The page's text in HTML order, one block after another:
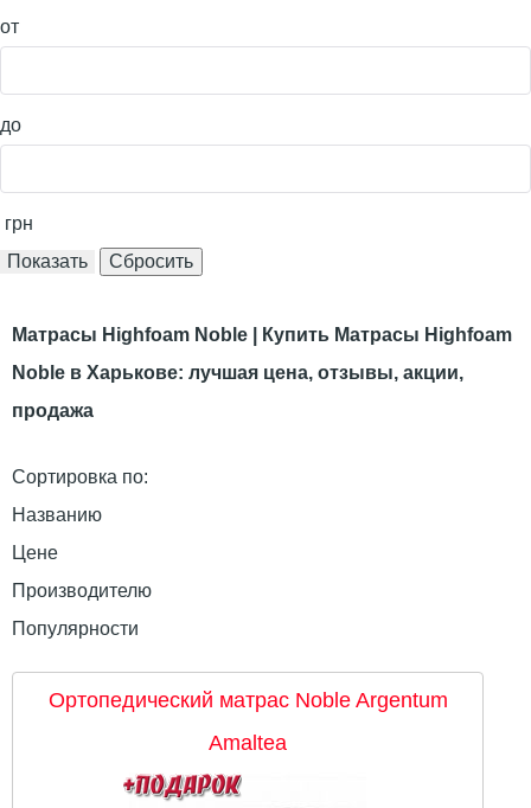
от
до
грн
Матрасы Highfoam Noble | Купить Матрасы Highfoam
Noble в Харькове: лучшая цена, отзывы, акции,
продажа
Сортировка по:
Названию
Цене
Производителю
Популярности
Ортопедический матрас Noble Argentum
Amaltea